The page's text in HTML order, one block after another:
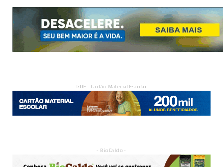
- GDF - Cartão Material Escolar -
- BioCaldo -